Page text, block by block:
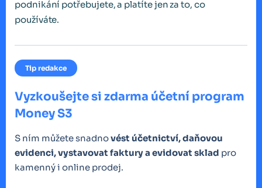
podnikání potřebujete, a platíte jen za to, co
používáte.
Tip redakce
Vyzkoušejte si zdarma účetní program
Money S3
S ním můžete snadnovést účetnictví, daňovou
evidenci, vystavovat faktury a evidovat sklad pro
kamenný i online prodej.